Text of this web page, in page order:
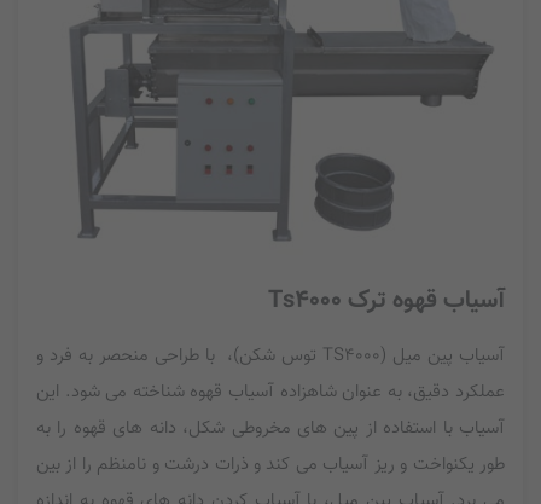
آسیاب قهوه ترک Ts4000
آسیاب پین میل (TS4000 توس شکن)، با طراحی منحصر به فرد و
عملکرد دقیق، به عنوان شاهزاده آسیاب قهوه شناخته می شود. این
آسیاب با استفاده از پین های مخروطی شکل، دانه های قهوه را به
طور یکنواخت و ریز آسیاب می کند و ذرات درشت و نامنظم را از بین